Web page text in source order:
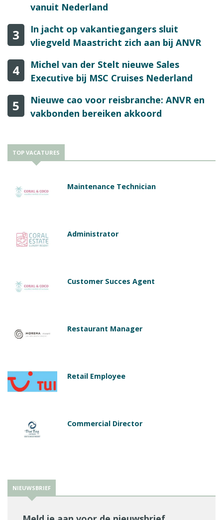
vanuit Nederland
3
In jacht op vakantiegangers sluit
vliegveld Maastricht zich aan bij ANVR
4
Michel van der Stelt nieuwe Sales
Executive bij MSC Cruises Nederland
5
Nieuwe cao voor reisbranche: ANVR en
vakbonden bereiken akkoord
TOP VACATURES
Maintenance Technician
Administrator
Customer Succes Agent
Restaurant Manager
Retail Employee
Commercial Director
NIEUWSBRIEF